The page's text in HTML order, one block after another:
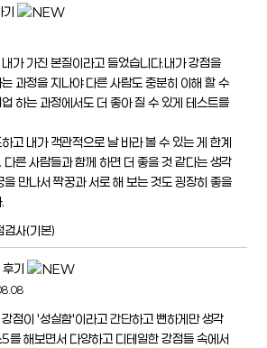
기
가 가진 본질이라고 들었습니다.내가 강점을
과정을 지나야 다른 사람도 충분히 이해 할 수
하는 과정에서도 더 좋아 질 수 있게 테스트를
고 내가 객관적으로 날 바라 볼 수 있는 게 한계
다른 사람들과 함께 하면 더 좋을 것 같다는 생각
을 만나서 짝꿍과 서로 해 보는 것도 굉장히 좋을
검사(기본)
기
점이 '성실함'이라고 간단하고 뻔하게만 생각
를 해보면서 다양하고 디테일한 강점들 속에서